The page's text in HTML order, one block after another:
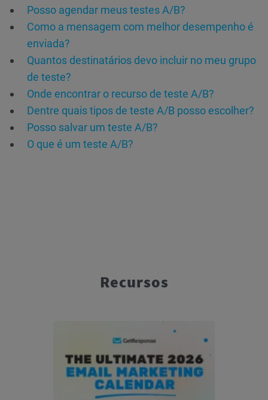
Posso agendar meus testes A/B?
Como a mensagem com melhor desempenho é
enviada?
Quantos destinatários devo incluir no meu grupo
de teste?
Onde encontrar o recurso de teste A/B?
Dentre quais tipos de teste A/B posso escolher?
Posso salvar um teste A/B?
O que é um teste A/B?
Recursos